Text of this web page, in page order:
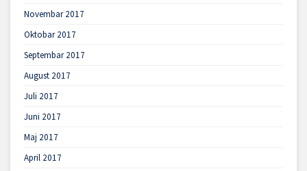
Novembar 2017
Oktobar 2017
Septembar 2017
August 2017
Juli 2017
Juni 2017
Maj 2017
April 2017